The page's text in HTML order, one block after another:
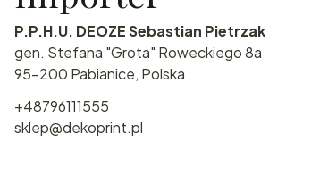
P.P.H.U. DEOZE Sebastian Pietrzak
gen. Stefana "Grota" Roweckiego 8a
95-200 Pabianice, Polska
+48796111555
sklep@dekoprint.pl